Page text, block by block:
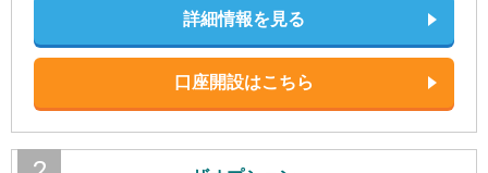
詳細情報を見る
口座開設はこちら